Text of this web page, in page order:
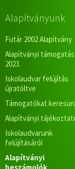
Alapítványunk
Futár 2002 Alapítvány
Alapítványi támogatás
2023.
Iskolaudvar felújítás
újratöltve
Támogatókat
Alapítványi
Iskolaudvarunk
felújításáról
Alapítványi